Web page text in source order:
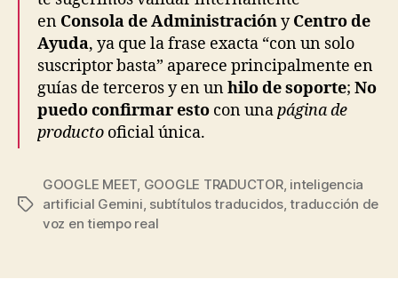
en Consola de AdministraciónyCentro de
Ayuda, ya que la frase exacta “con un solo
suscriptor basta” aparece principalmente en
guías de terceros y en unhilo de soporte; No
puedo confirmar esto con unapágina de
producto oficial única.
Etiquetas
GOOGLE MEET GOOGLE TRADUCTOR, inteligencia
artificial Gemini subtítulos traducidos,traducción de
voz en tiempo real